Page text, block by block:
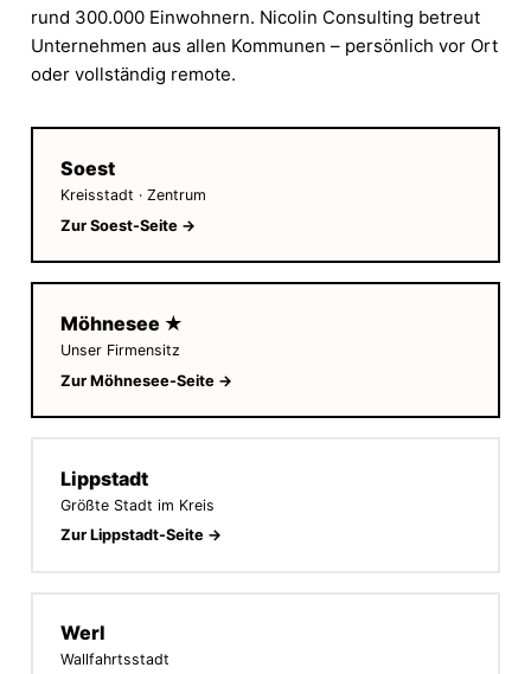
rund 300.000 Einwohnern. Nicolin Consulting betreut
Unternehmen aus allen Kommunen – persönlich vor Ort
oder vollständig remote.
Soest
Kreisstadt · Zentrum
Zur Soest-Seite →
Möhnesee ★
Unser Firmensitz
Zur Möhnesee-Seite →
Lippstadt
Größte Stadt im Kreis
Zur Lippstadt-Seite →
Werl
Wallfahrtsstadt